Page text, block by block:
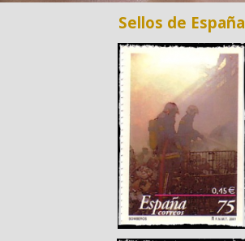
Sellos de España